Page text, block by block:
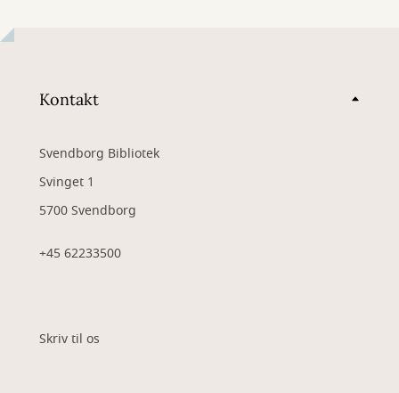
Kontakt
Svendborg Bibliotek
Svinget 1
5700 Svendborg
+45 62233500
Skriv til os